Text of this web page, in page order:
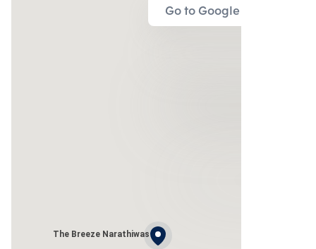
Go to Google Map
The Breeze Narathiwas